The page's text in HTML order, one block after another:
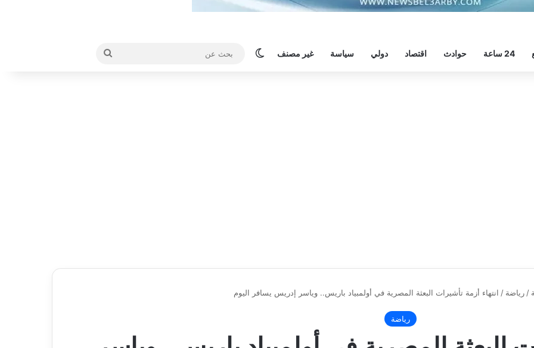
24 ساعة حوادث اقتصاد دولي سياسة غير مصنف الوضع المظلم
بحث
/ رياضة / انتهاء أزمة تأشيرات البعثة المصرية في أولمبياد باريس.. وياسر إدريس يسافر اليوم
رياضة